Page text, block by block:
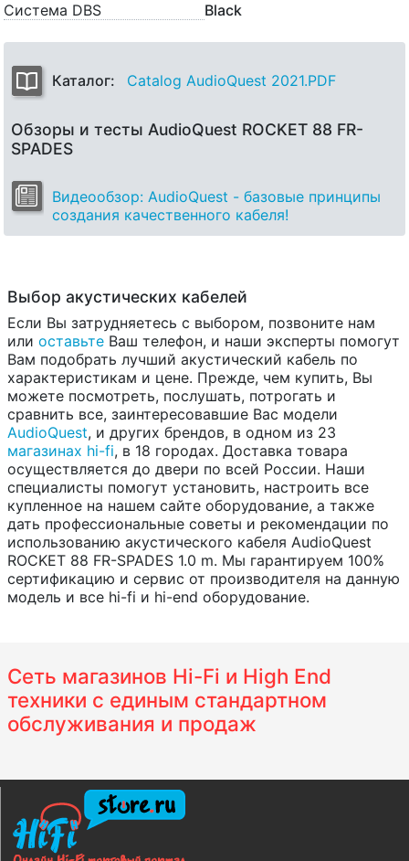
Система DBS
Black
Каталог: Catalog AudioQuest 2021.PDF
Обзоры и тесты AudioQuest ROCKET 88 FR-
SPADES
Видеообзор: AudioQuest - базовые принципы
создания качественного кабеля!
Выбор акустических кабелей
Если Вы затрудняетесь с выбором, позвоните нам
или оставьте Ваш телефон, и наши эксперты помогут
Вам подобрать лучший акустический кабель по
характеристикам и цене. Прежде, чем купить, Вы
можете посмотреть, послушать, потрогать и
сравнить все, заинтересовавшие Вас модели
AudioQuest, и других брендов, в одном из 23
магазинах hi-fi, в 18 городах. Доставка товара
осуществляется до двери по всей России. Наши
специалисты помогут установить, настроить все
купленное на нашем сайте оборудование, а также
дать профессиональные советы и рекомендации по
использованию акустического кабеля AudioQuest
ROCKET 88 FR-SPADES 1.0 m. Мы гарантируем 100%
сертификацию и сервис от производителя на данную
модель и все hi-fi и hi-end оборудование.
Сеть магазинов Hi-Fi и High End
техники с единым стандартном
обслуживания и продаж